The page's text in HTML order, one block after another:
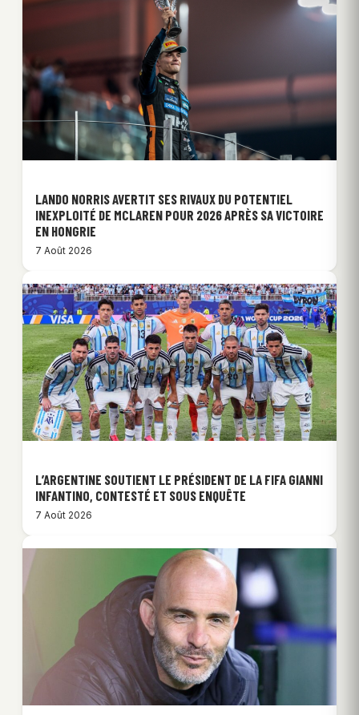
LANDO NORRIS AVERTIT SES RIVAUX DU POTENTIEL
INEXPLOITÉ DE MCLAREN POUR 2026 APRÈS SA VICTOIRE
EN HONGRIE
7 Août 2026
L’ARGENTINE SOUTIENT LE PRÉSIDENT DE LA FIFA GIANNI
INFANTINO, CONTESTÉ ET SOUS ENQUÊTE
7 Août 2026